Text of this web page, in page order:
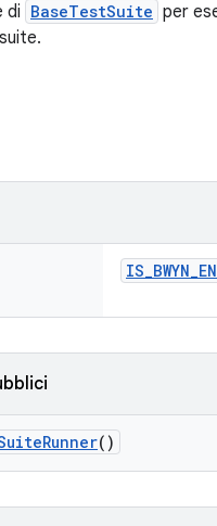
di BaseTestSuite per
IS_BWYN_
Runner()